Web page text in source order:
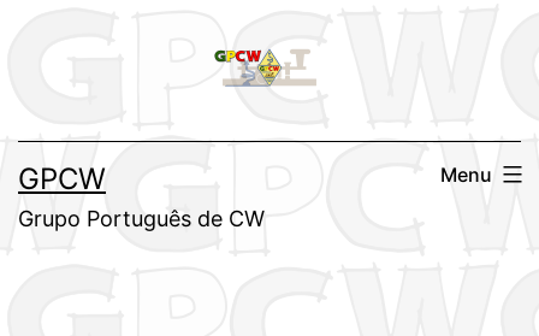
conteúdo
GPCW
Grupo Português de CW
Menu